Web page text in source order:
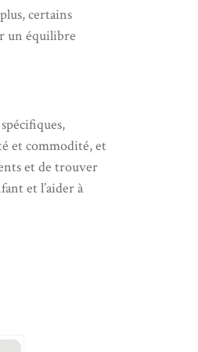
certains
un équilibre
et commodité, et
et de trouver
et l’aider à